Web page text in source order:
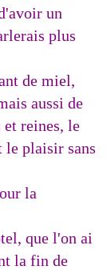
un
plus
de miel,
aussi de
et reines, le
plaisir sans
la
que l'on ai
la fin de